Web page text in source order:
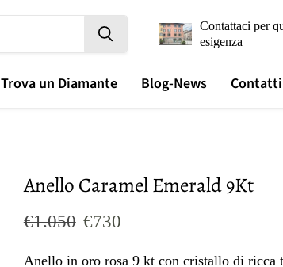
Contattaci per
esigenza
Trova un Diamante Blog-News Contatti
Anello Caramel Emerald 9Kt
Prezzo originale
€1.050 Prezzo oggi
€730
Anello in oro rosa 9 kt con cristallo di ricca